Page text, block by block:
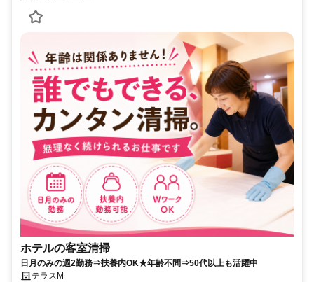
ホテルの客室清掃
日月のみの週2勤務⇒扶養内OK★年齢不問⇒50代以上も活躍中
テラスM